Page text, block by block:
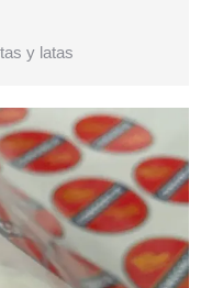
y latas